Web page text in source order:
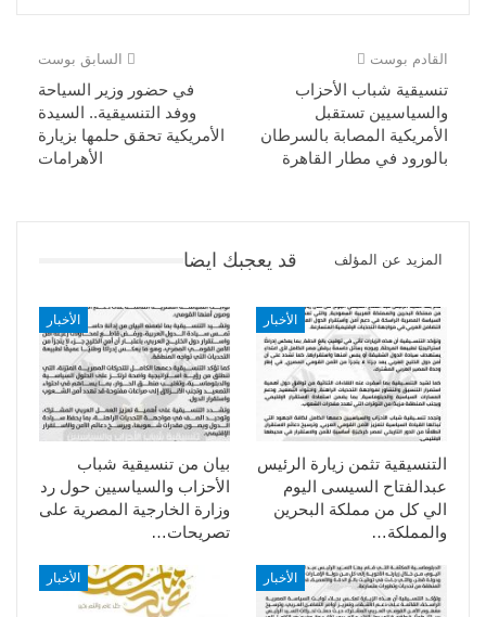
السابق بوست
في حضور وزير السياحة
ووفد التنسيقية.. السيدة
الأمريكية تحقق حلمها بزيارة
الأهرامات
القادم بوست
تنسيقية شباب الأحزاب
والسياسيين تستقبل
الأمريكية المصابة بالسرطان
بالورود في مطار القاهرة
قد يعجبك ايضا المزيد عن المؤلف
الأخبار
بيان من تنسيقية شباب
الأحزاب والسياسيين حول رد
وزارة الخارجية المصرية على
تصريحات…
الأخبار
التنسيقية تثمن زيارة الرئيس
عبدالفتاح السيسى اليوم
الي كل من مملكة البحرين
والمملكة…
الأخبار الأخبار